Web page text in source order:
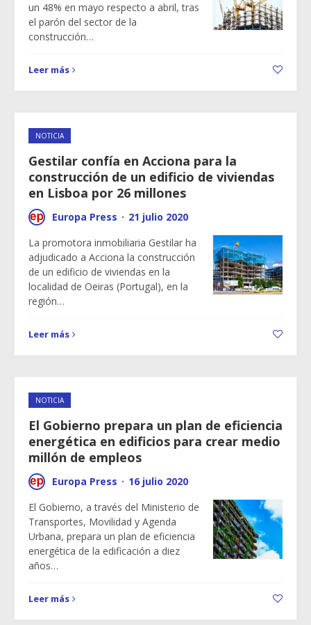
un 48% en mayo respecto a abril, tras
el parón del sector de la
construcción…
Leer más
NOTICIA
Gestilar confía en Acciona para la
construcción de un edificio de viviendas
en Lisboa por 26 millones
Europa Press · 21 julio 2020
La promotora inmobiliaria Gestilar ha
adjudicado a Acciona la construcción
de un edificio de viviendas en la
localidad de Oeiras (Portugal), en la
región…
Leer más
NOTICIA
El Gobierno prepara un plan de eficiencia
energética en edificios para crear medio
millón de empleos
Europa Press · 16 julio 2020
El Gobierno, a través del Ministerio de
Transportes, Movilidad y Agenda
Urbana, prepara un plan de eficiencia
energética de la edificación a diez
años…
Leer más